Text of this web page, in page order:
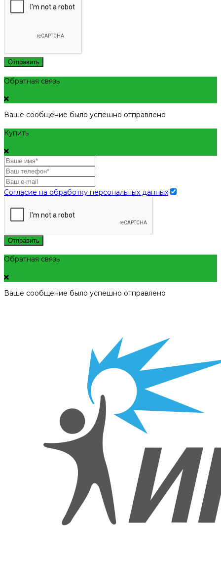
Отправить
Обратная связь
Ваше сообщение было успешно отправлено
Купить
Согласие на обработку персональных данных
Отправить
Обратная связь
Ваше сообщение было успешно отправлено